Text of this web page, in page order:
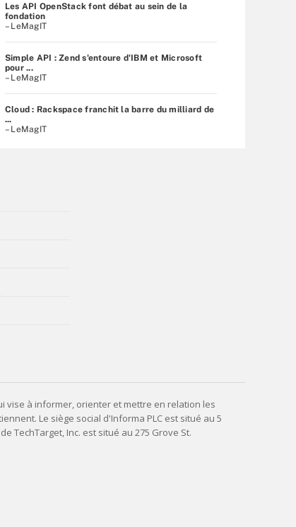
Les API OpenStack font débat au sein de la
fondation
– LeMagIT
Simple API : Zend s'entoure d'IBM et Microsoft
pour ...
– LeMagIT
Cloud : Rackspace franchit la barre du milliard de
...
– LeMagIT